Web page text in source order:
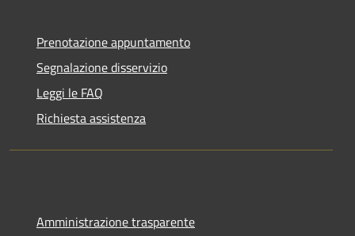
Prenotazione appuntamento
Segnalazione disservizio
Leggi le FAQ
Richiesta assistenza
Amministrazione trasparente